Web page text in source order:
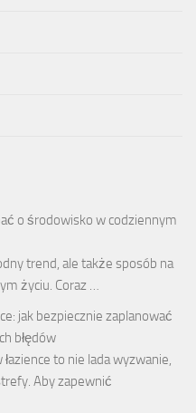
o środowisko w codziennym
trend, ale także sposób na
życiu. Coraz …
jak bezpiecznie zaplanować
błędów
to nie lada wyzwanie,
Aby zapewnić